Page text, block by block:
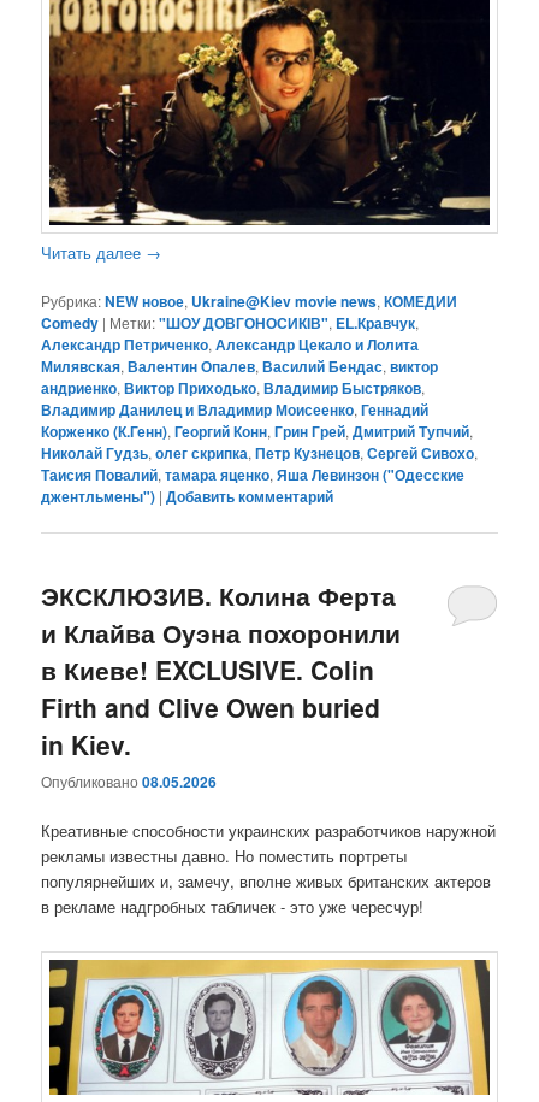
Читать далее →
Рубрика:NEW новое, Ukraine@Kiev movie news,КОМЕДИИ
Comedy | Метки:"ШОУ ДОВГОНОСИКІВ", EL.Кравчук,
Александр Петриченко,Александр Цекало и Лолита
Милявская,Валентин Опалев,Василий Бендас,виктор
андриенко,Виктор Приходько,Владимир Быстряков,
Владимир Данилец и Владимир Моисеенко,Геннадий
Корженко (К.Генн),Георгий Конн,Грин Грей,Дмитрий Тупчий,
Николай Гудзь,олег скрипка,Петр Кузнецов,Сергей Сивохо,
Таисия Повалий,тамара яценко,Яша Левинзон ("Одесские
джентльмены") |Добавить комментарий
ЭКСКЛЮЗИВ. Колина Ферта
и Клайва Оуэна похоронили
в Киеве! EXCLUSIVE. Colin
Firth and Clive Owen buried
in Kiev.
Опубликовано08.05.2026
Креативные способности украинских разработчиков наружной
рекламы известны давно. Но поместить портреты
популярнейших и, замечу, вполне живых британских актеров
в рекламе надгробных табличек - это уже чересчур!